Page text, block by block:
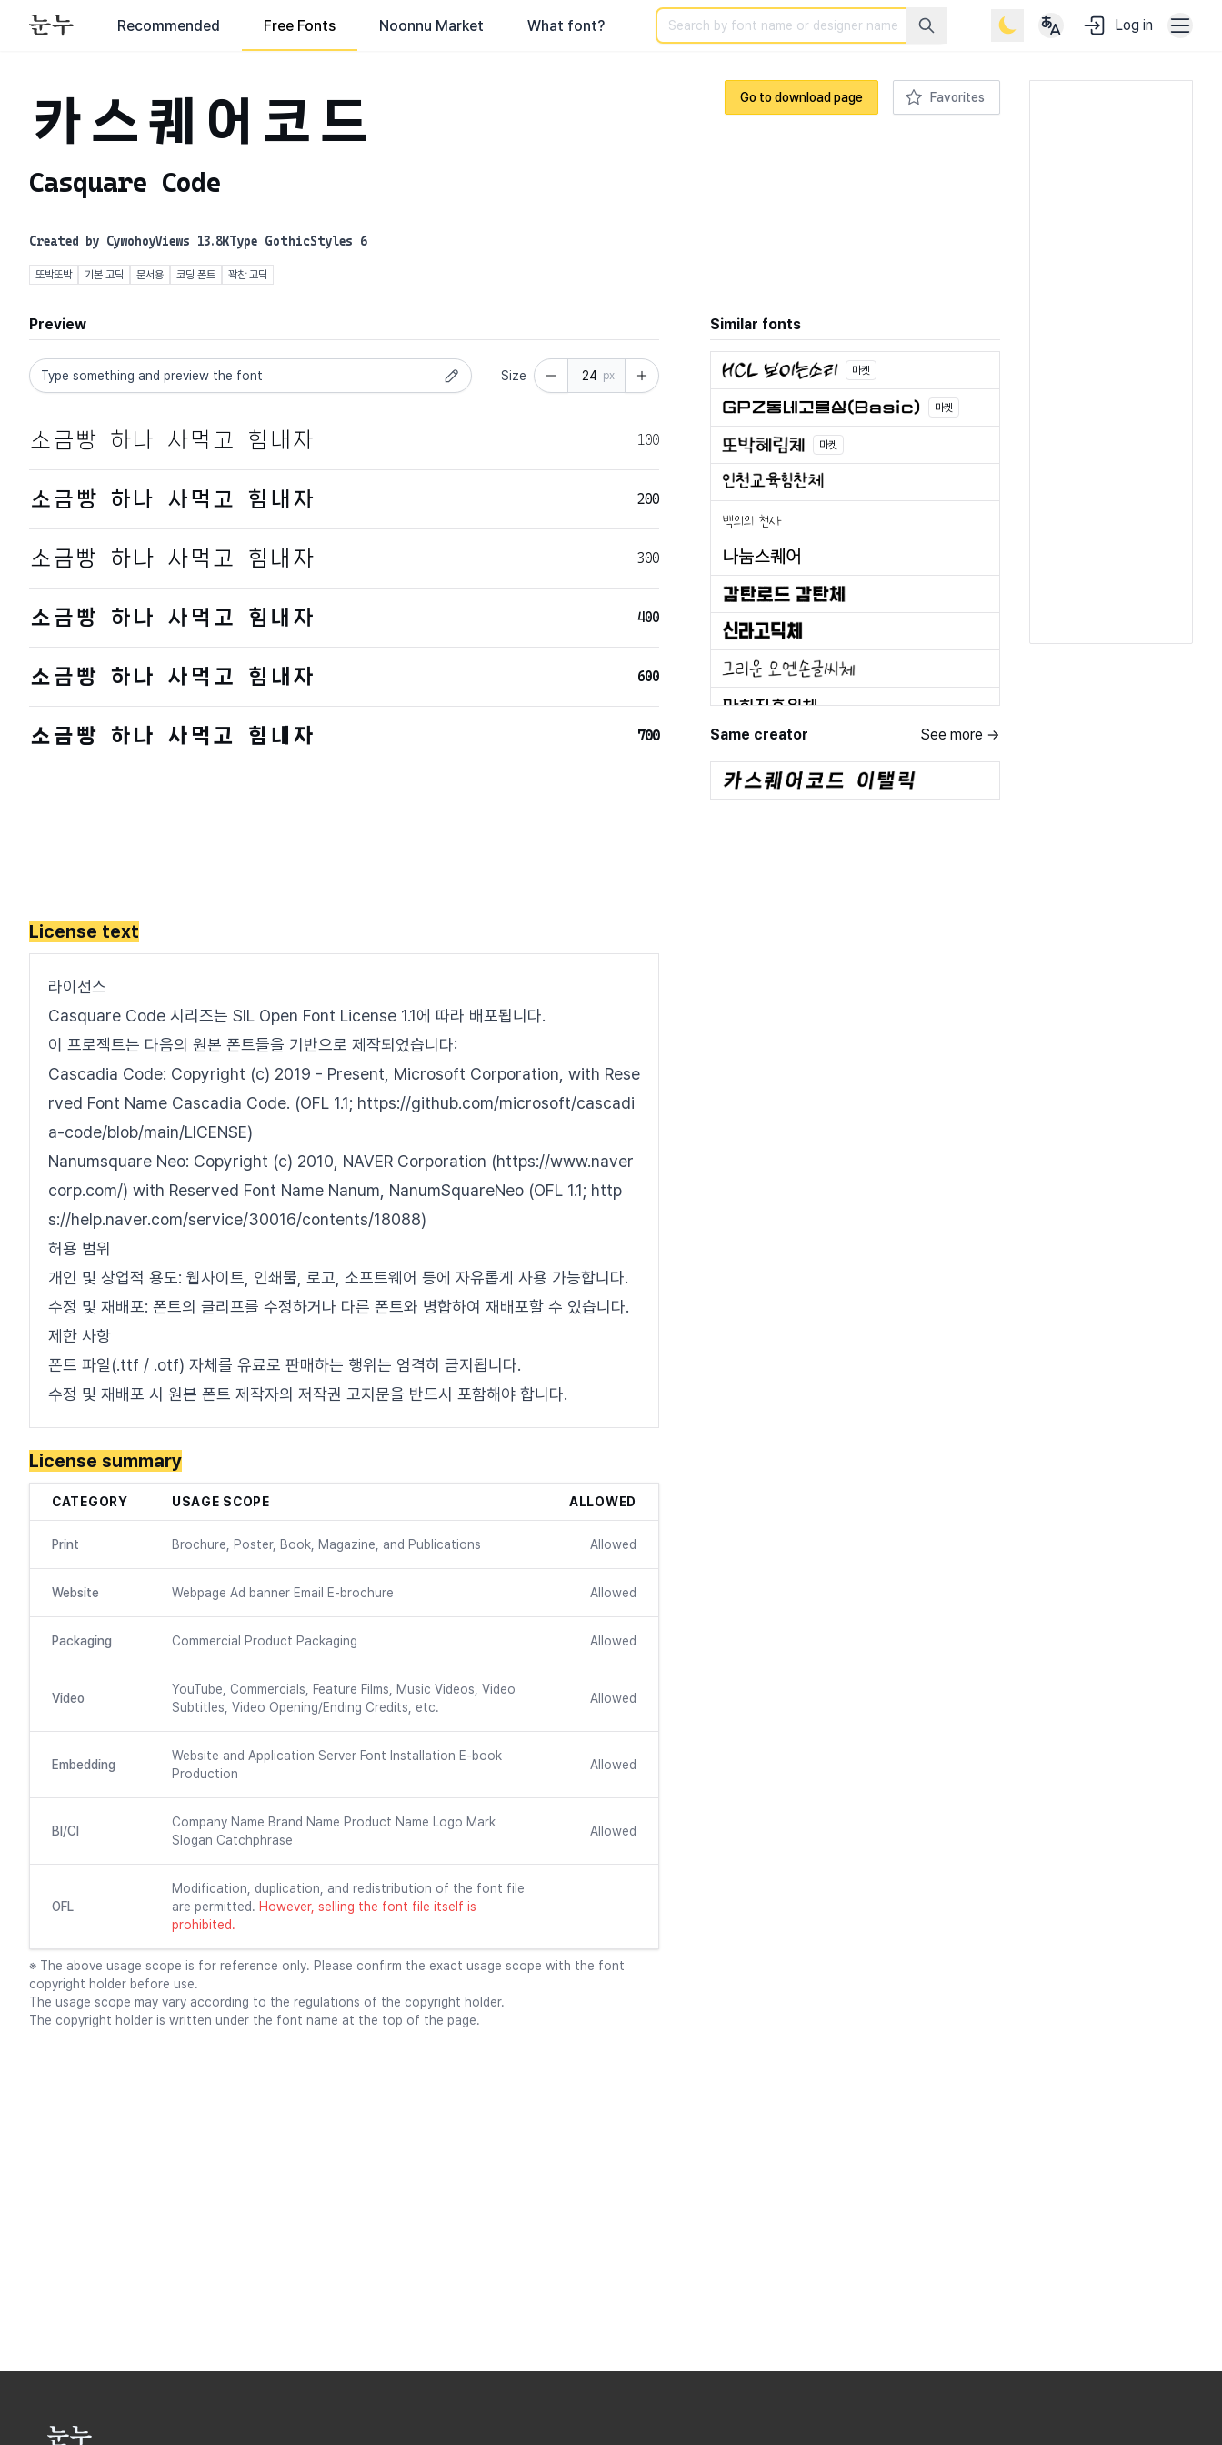
Recommended Free Fonts Noonnu Market What font?
Search Log in
카스퀘어코드
Casquare Code
Created by CywohoyViews 13.8KType GothicStyles 6
또박또박 기본 고딕 문서용 코딩 폰트 꽉찬 고딕
Go to download page Favorites
Preview
Size px
100
200
300
400
600
700
License text
라이선스
Casquare Code 시리즈는 SIL Open Font License 1.1에 따라 배포됩니다.
이 프로젝트는 다음의 원본 폰트들을 기반으로 제작되었습니다:
Cascadia Code: Copyright (c) 2019 - Present, Microsoft Corporation, with Rese
rved Font Name Cascadia Code. (OFL 1.1; https://github.com/microsoft/cascadi
a-code/blob/main/LICENSE)
Nanumsquare Neo: Copyright (c) 2010, NAVER Corporation (https://www.naver
corp.com/) with Reserved Font Name Nanum, NanumSquareNeo (OFL 1.1; http
s://help.naver.com/service/30016/contents/18088)
허용 범위
개인 및 상업적 용도: 웹사이트, 인쇄물, 로고, 소프트웨어 등에 자유롭게 사용 가능합니다.
수정 및 재배포: 폰트의 글리프를 수정하거나 다른 폰트와 병합하여 재배포할 수 있습니다.
제한 사항
폰트 파일(.ttf / .otf) 자체를 유료로 판매하는 행위는 엄격히 금지됩니다.
수정 및 재배포 시 원본 폰트 제작자의 저작권 고지문을 반드시 포함해야 합니다.
License summary
CATEGORY USAGE SCOPE ALLOWED
Print Brochure, Poster, Book, Magazine, and Publications Allowed
Website Webpage Ad banner Email E-brochure Allowed
Packaging Commercial Product Packaging Allowed
Video
YouTube, Commercials, Feature Films, Music Videos, Video
Subtitles, Video Opening/Ending Credits, etc.
Allowed
Embedding
Website and Application Server Font Installation E-book
Production
Allowed
BI/CI
Company Name Brand Name Product Name Logo Mark
Slogan Catchphrase
Allowed
OFL
Modification, duplication, and redistribution of the font file
are permitted. However, selling the font file itself is
prohibited.
※ The above usage scope is for reference only. Please confirm the exact usage scope with the font
copyright holder before use.
The usage scope may vary according to the regulations of the copyright holder.
The copyright holder is written under the font name at the top of the page.
Similar fonts
마켓
마켓
마켓
Same creator See more →